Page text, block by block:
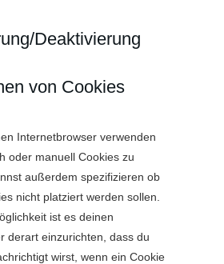
Deaktivierung
von Cookies
Internetbrowser verwenden
oder manuell Cookies zu
außerdem spezifizieren ob
nicht platziert werden sollen.
ist es deinen
derart einzurichten, dass du
wirst, wenn ein Cookie